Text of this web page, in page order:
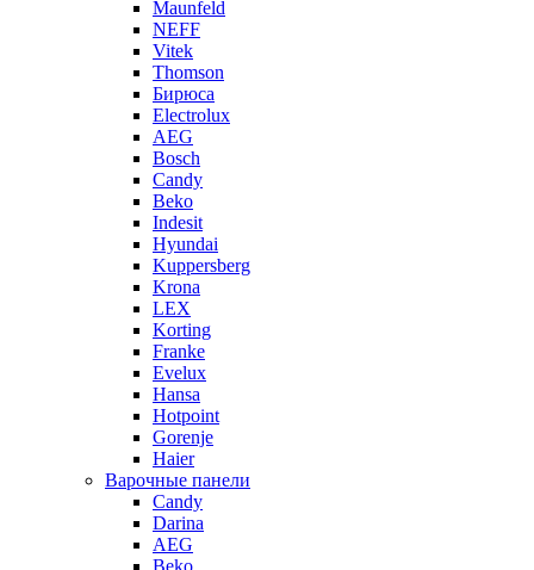
Maunfeld
NEFF
Vitek
Thomson
Бирюса
Electrolux
AEG
Bosch
Candy
Beko
Indesit
Hyundai
Kuppersberg
Krona
LEX
Korting
Franke
Evelux
Hansa
Hotpoint
Gorenje
Haier
Варочные панели
Candy
Darina
AEG